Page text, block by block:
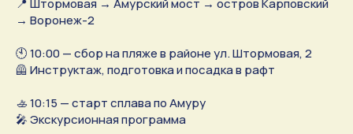
📍 Штормовая → Амурский мост → остров Карповский
→ Воронеж-2
🕙 10:00 — сбор на пляже в районе ул. Штормовая, 2
🦺 Инструктаж, подготовка и посадка в рафт
🚣 10:15 — старт сплава по Амуру
🎤 Экскурсионная программа